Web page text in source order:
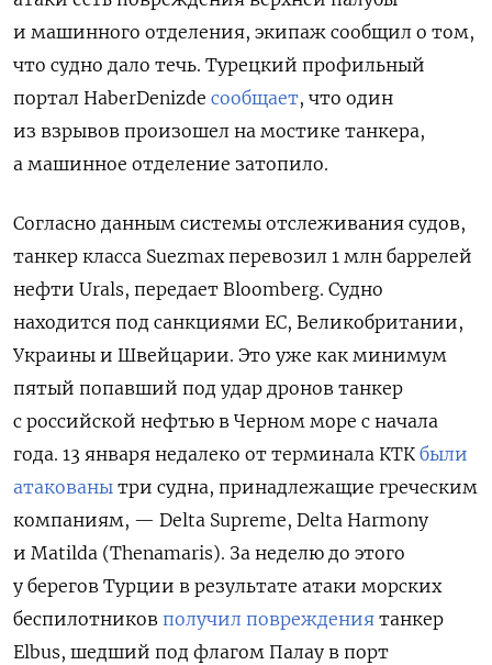
и машинного отделения, экипаж сообщил о том,
что судно дало течь. Турецкий профильный
портал HaberDenizde сообщает, что один
из взрывов произошел на мостике танкера,
а машинное отделение затопило.
Согласно данным системы отслеживания судов,
танкер класса Suezmax перевозил 1 млн баррелей
нефти Urals, передает Bloomberg. Судно
находится под санкциями ЕС, Великобритании,
Украины и Швейцарии. Это уже как минимум
пятый попавший под удар дронов танкер
с российской нефтью в Черном море с начала
года. 13 января недалеко от терминала КТК были
атакованы три судна, принадлежащие греческим
компаниям, — Delta Supreme, Delta Harmony
и Matilda (Thenamaris). За неделю до этого
у берегов Турции в результате атаки морских
беспилотников получил повреждения танкер
Elbus, шедший под флагом Палау в порт